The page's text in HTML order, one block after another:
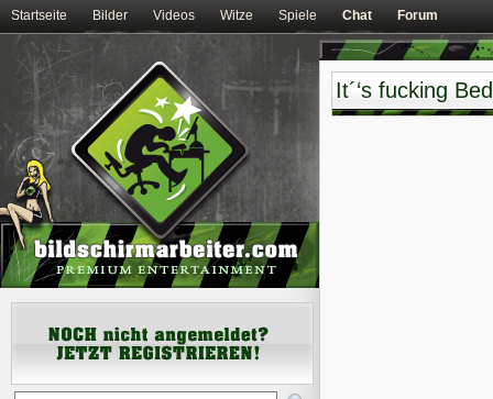
Startseite Bilder Videos Witze Spiele Chat Forum
It´‘s fucking